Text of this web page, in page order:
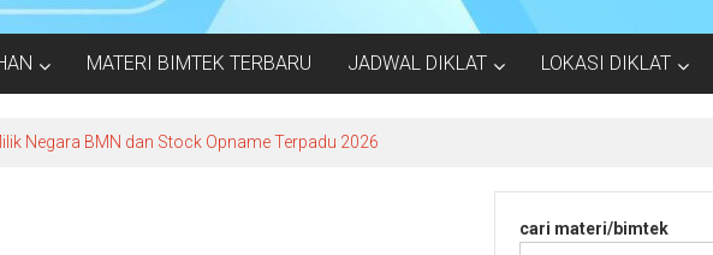
MATERI BIMTEK TERBARU JADWAL DIKLAT LOKASI DIKLAT
Negara BMN dan Stock Opname Terpadu 2026
cari materi/bimtek